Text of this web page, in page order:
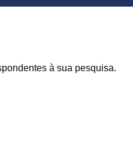
à sua pesquisa.